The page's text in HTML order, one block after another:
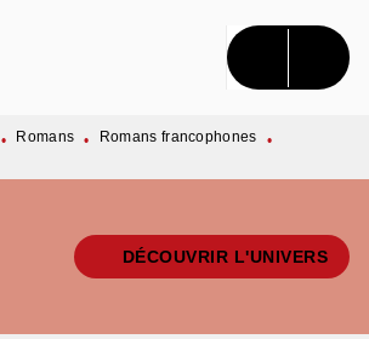
CONTENU
• Romans • Romans francophones
•
DÉCOUVRIR L'UNIVERS